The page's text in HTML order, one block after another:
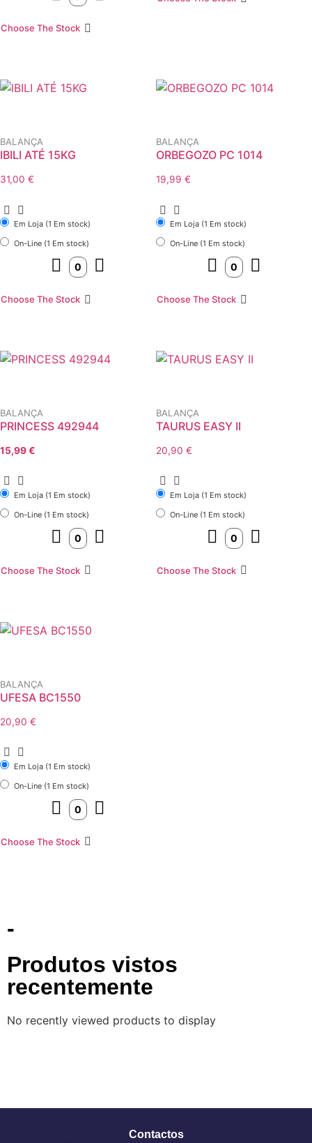
Choose The Stock
BALANÇA
IBILI ATÉ 15KG
31,00 €
Em Loja (1 Em stock)
On-Line (1 Em stock)
Choose The Stock
BALANÇA
ORBEGOZO PC 1014
19,99 €
Em Loja (1 Em stock)
On-Line (1 Em stock)
Choose The Stock
BALANÇA
PRINCESS 492944
15,99€
Em Loja (1 Em stock)
On-Line (1 Em stock)
Choose The Stock
BALANÇA
TAURUS EASY II
20,90 €
Em Loja (1 Em stock)
On-Line (1 Em stock)
Choose The Stock
BALANÇA
UFESA BC1550
20,90 €
Em Loja (1 Em stock)
On-Line (1 Em stock)
Choose The Stock
-
Produtos vistos
recentemente
No recently viewed products to display
Contactos